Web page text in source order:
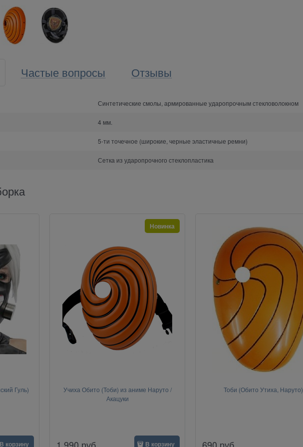
Частые вопросы Отзывы
Синтетические смолы, армированные ударопрочным стекловолокном
4 мм.
5-ти точечное (широкие, черные эластичные ремни)
Сетка из ударопрочного стеклопластика
Гуль)
В корзину
Учиха Обито (Тоби) из аниме Наруто /
Акацуки
Новинка
В корзину
Тоби (Обито Утиха, Наруто)